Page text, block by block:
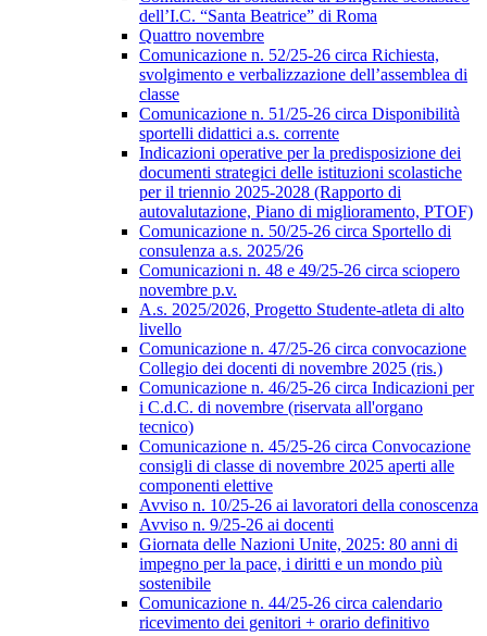
dell’I.C. “Santa Beatrice” di Roma
Quattro novembre
Comunicazione n. 52/25-26 circa Richiesta,
svolgimento e verbalizzazione dell’assemblea di
classe
Comunicazione n. 51/25-26 circa Disponibilità
sportelli didattici a.s. corrente
Indicazioni operative per la predisposizione dei
documenti strategici delle istituzioni scolastiche
per il triennio 2025-2028 (Rapporto di
autovalutazione, Piano di miglioramento, PTOF)
Comunicazione n. 50/25-26 circa Sportello di
consulenza a.s. 2025/26
Comunicazioni n. 48 e 49/25-26 circa sciopero
novembre p.v.
A.s. 2025/2026, Progetto Studente-atleta di alto
livello
Comunicazione n. 47/25-26 circa convocazione
Collegio dei docenti di novembre 2025 (ris.)
Comunicazione n. 46/25-26 circa Indicazioni per
i C.d.C. di novembre (riservata all'organo
tecnico)
Comunicazione n. 45/25-26 circa Convocazione
consigli di classe di novembre 2025 aperti alle
componenti elettive
Avviso n. 10/25-26 ai lavoratori della conoscenza
Avviso n. 9/25-26 ai docenti
Giornata delle Nazioni Unite, 2025: 80 anni di
impegno per la pace, i diritti e un mondo più
sostenibile
Comunicazione n. 44/25-26 circa calendario
ricevimento dei genitori + orario definitivo